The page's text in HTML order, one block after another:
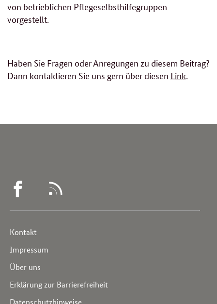
von betrieblichen Pflegeselbsthilfegruppen
vorgestellt.
Haben Sie Fragen oder Anregungen zu diesem Beitrag?
Dann kontaktieren Sie uns gern über diesen Link.
WEGWEISER
Service
Navigation
Kontakt
Impressum
Über uns
Erklärung zur Barrierefreiheit